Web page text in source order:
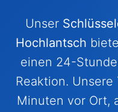
Unser
Hochlantsch
einen 24-
Reaktion.
Minuten vor Ort,